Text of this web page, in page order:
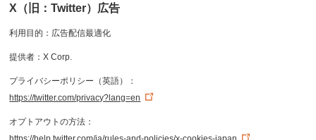
X（旧：Twitter）広告
利用目的：広告配信最適化
提供者：X Corp.
プライバシーポリシー（英語）：
https://twitter.com/privacy?lang=en
オプトアウトの方法：